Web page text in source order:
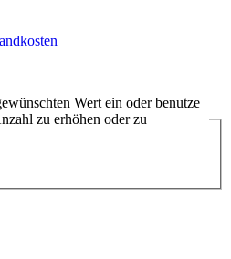
Wert ein oder benutze
zu erhöhen oder zu